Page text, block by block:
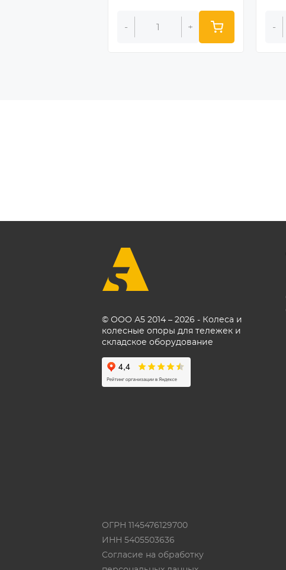
- + -
© ООО А5 2014 – 2026 - Колеса и
колесные опоры для тележек и
складское оборудование
ОГРН 1145476129700
ИНН 5405503636
Согласие на обработку